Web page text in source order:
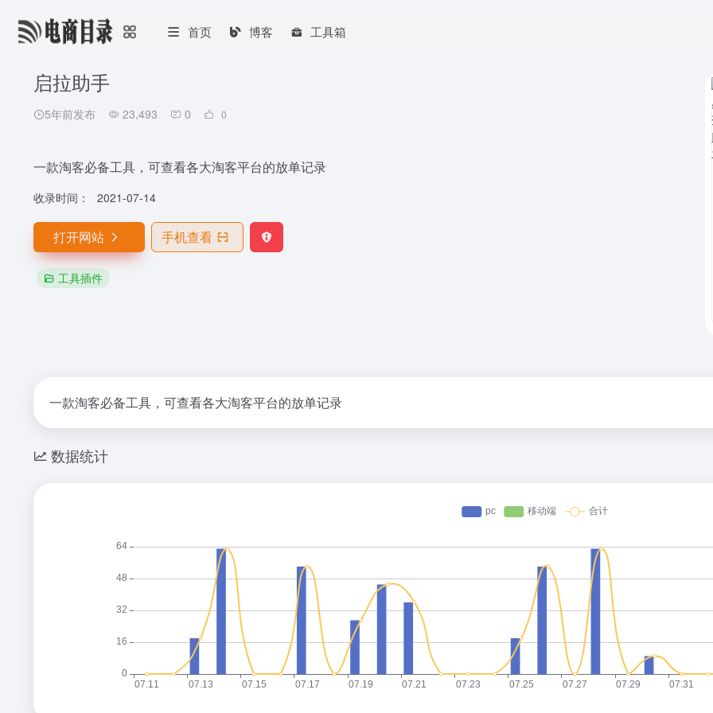
首页 博客 工具箱
启拉助手
5年前发布 23,493 0 0
一款淘客必备工具，可查看各大淘客平台的放单记录
收录时间： 2021-07-14
打开网站 手机查看
工具插件
一款淘客必备工具，可查看各大淘客平台的放单记录
数据统计